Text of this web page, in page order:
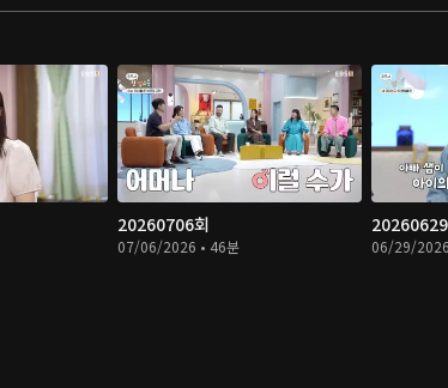
20260706회
07/06/2026 • 46분 06/29/